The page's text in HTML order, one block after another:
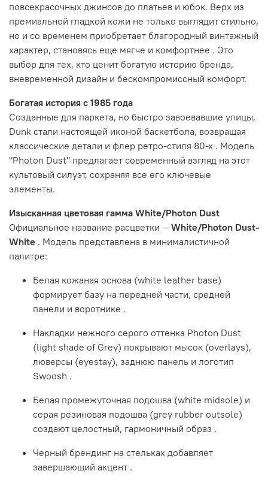
повсекрасочных джинсов до платьев и юбок. Верх из
премиальной гладкой кожи не только выглядит стильно,
но и со временем приобретает благородный винтажный
характер, становясь еще мягче и комфортнее . Это
выбор для тех, кто ценит богатую историю бренда,
вневременной дизайн и бескомпромиссный комфорт.
Богатая история с 1985 года
Созданные для паркета, но быстро завоевавшие улицы,
Dunk стали настоящей иконой баскетбола, возвращая
классические детали и флер ретро-стиля 80-х . Модель
"Photon Dust" предлагает современный взгляд на этот
культовый силуэт, сохраняя все его ключевые
элементы.
Изысканная цветовая гамма White/Photon Dust
Официальное название расцветки — White/Photon Dust-
White . Модель представлена в минималистичной
палитре:
Белая кожаная основа (white leather base)
формирует базу на передней части, средней
панели и воротнике .
Накладки нежного серого оттенка Photon Dust
(light shade of Grey) покрывают мысок (overlays),
люверсы (eyestay), заднюю панель и логотип
Swoosh .
Белая промежуточная подошва (white midsole) и
серая резиновая подошва (grey rubber outsole)
создают целостный, гармоничный образ .
Черный брендинг на стельках добавляет
завершающий акцент .